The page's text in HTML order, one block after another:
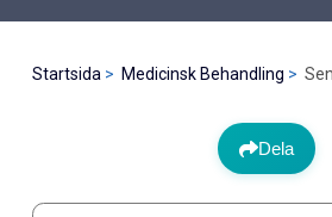
Startsida Medicinsk Behandling
Dela